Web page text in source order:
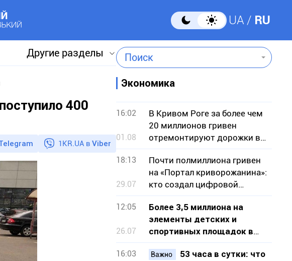
UA RU
Другие разделы Поиск
400
1KR.UA в Viber
Экономика
16:02
01.08
В Кривом Роге за более чем
20 миллионов гривен
отремонтируют дорожки в
парке
18:13
29.07
Почти полмиллиона гривен
на «Портал криворожанина»:
кто создал цифровой
сервис для горожан
12:05
26.07
Более 3,5 миллиона на
элементы детских и
спортивных площадок в
шести локациях Кривого
Рога
16:03 Важно
53 часа в сутки: что